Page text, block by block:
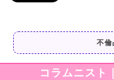
不倫
コラムニスト